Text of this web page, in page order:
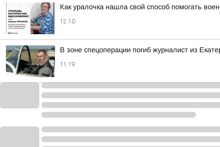
Как уралочка нашла свой способ помогать
12:10
В зоне спецоперации погиб журналист из
11:19